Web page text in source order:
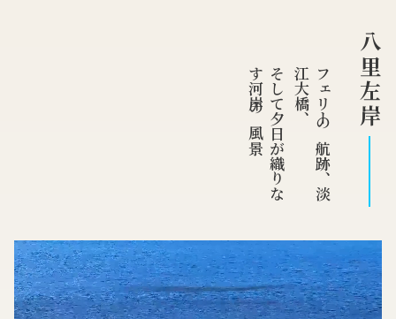
八里左岸
フ
ェ
リ
ー
の
航
跡
、
淡
江
大
橋
、
そ
し
て
夕
日
が
織
り
な
す
河
岸
の
風
景